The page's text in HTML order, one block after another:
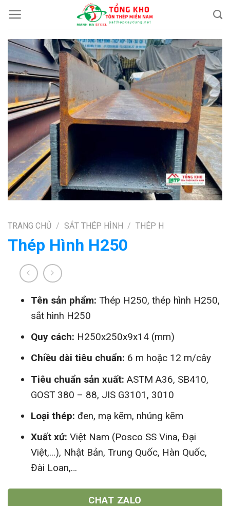
Chuyển
đến
nội
dung
TRANG CHỦ / SẮT THÉP HÌNH / THÉP H
Thép Hình H250
Tên sản phẩm: Thép H250, thép hình H250,
sắt hình H250
Quy cách: H250x250x9x14 (mm)
Chiều dài tiêu chuẩn: 6 m hoặc 12 m/cây
Tiêu chuẩn sản xuất: ASTM A36, SB410,
GOST 380 – 88, JIS G3101, 3010
Loại thép: đen, mạ kẽm, nhúng kẽm
Xuất xứ: Việt Nam (Posco SS Vina, Đại
Việt,...), Nhật Bản, Trung Quốc, Hàn Quốc,
Đài Loan,…
CHAT ZALO